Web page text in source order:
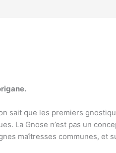
sait que les premiers
La Gnose n’est pas un
maîtresses communes, et